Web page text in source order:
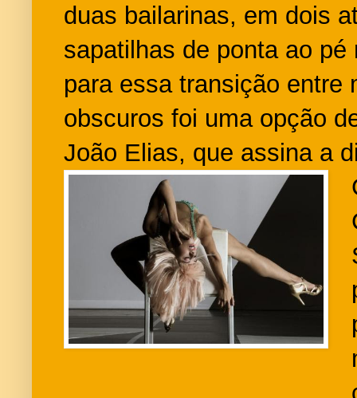
duas bailarinas, em dois
sapatilhas de ponta ao
para essa transição entre
obscuros foi uma opção
João Elias, que assina a